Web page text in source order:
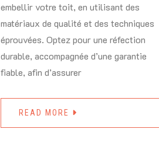
embellir votre toit, en utilisant des
matériaux de qualité et des techniques
éprouvées. Optez pour une réfection
durable, accompagnée d’une garantie
fiable, afin d’assurer
READ MORE